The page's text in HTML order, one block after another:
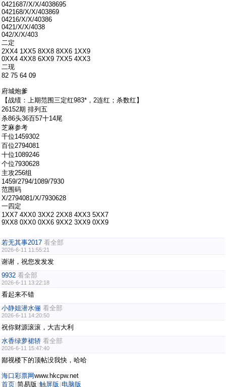
0421687/X/X/4038695
042168/X/X/403869
04216/X/X/40386
0421/X/X/4038
042/X/X/403
二定
2XX4 1XX5 8XX8 8XX6 1XX9
0XX4 4XX8 6XX9 7XX5 4XX3
二现
82 75 64 09
府城炮爹
【战绩：上期范围三定红983*，2连红；杀数红】
26152期 排列五
杀86头36百57十14尾
芝麻参考
千位1459302
百位2794081
十位1089246
个位7930628
主攻256组
1459/2794/1089/7930
范围码
X/2794081/X/7930628
一四定
1XX7 4XX0 3XX2 2XX8 4XX3 5XX7
9XX8 0XX0 0XX6 9XX2 3XX9 0XX9
若无其事2017 看全部
2026-6-11 11:55:21
谢谢，祝您发发发
9932 看全部
2026-6-11 13:22:18
看起来不错
小静姐潜水俪 看全部
2026-6-11 14:20:50
祝你财源滚滚，大吉大利
水香绿萝裙轿 看全部
2026-6-11 15:47:40
鄙视楼下的顶帖没我快，哈哈
海口彩票网www.hkcpw.net
首页 简易版 触屏版 电脑版